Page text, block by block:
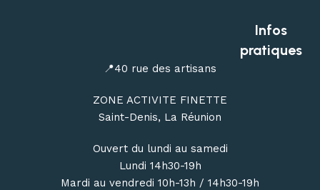
livraison de votre matériel d’escalade, de canyoning, de
randonnée et de bivouac partout à La Réunion.
Infos
pratiques
📍40 rue des artisans
ZONE ACTIVITE FINETTE
Saint-Denis, La Réunion
Ouvert du lundi au samedi
Lundi 14h30-19h
Mardi au vendredi 10h-13h / 14h30-19h